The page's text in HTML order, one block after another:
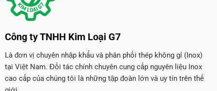
Công ty TNHH Kim Loại G7
Là đơn vị chuyên nhập khẩu và phân phối thép không gỉ (Inox)
tại Việt Nam. Đối tác chính chuyên cung cấp nguyên liệu Inox
cao cấp của chúng tôi là những tập đoàn lớn và uy tín trên thế